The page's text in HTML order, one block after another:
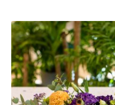
Finalizar compra